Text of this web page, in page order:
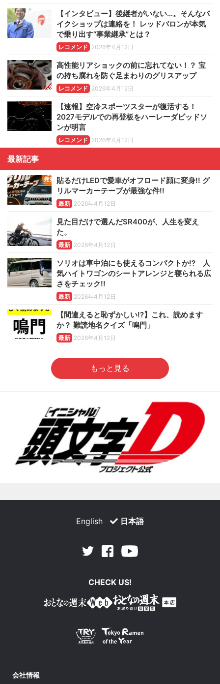
【インタビュー】後継者がいない…。そんなバ
イクショップは連絡を！ レッドバロンが本気
で乗り出す“事業継承”とは？
レコメンド 2026年4月12日
高性能リアショックの前に忘れてない！？ 宝
の持ち腐れを防ぐ足まわりのグリスアップ
レコメンド 2026年4月12日
【速報】空冷スポーツスターが復活する！
2027モデルでの再登板をハーレーダビッドソ
ンが明言
レコメンド 2026年4月12日
最新記事
貼るだけLEDで愛車がオフロード顔に変身!! グ
リルマーカーテープが最強な件!!
最新 2026年4月12日
見た目だけで選んだSR400が、人生を変え
た。
最新 2026年4月12日
ソリオは車中泊にも使えるコンパクトか!? 人
気ハイトワゴンのシートアレンジと寝られる広
さをチェック!!
最新 2026年4月12日
【間違えると恥ずかしい!?】これ、読めます
か？ 難読地名クイズ「鳴門」
最新 2026年4月12日
もっと見る
English 日本語
Twitter Facebook
CHECK US!
会社情報